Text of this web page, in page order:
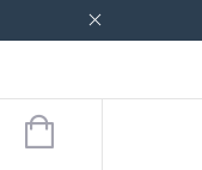
KOSÁR